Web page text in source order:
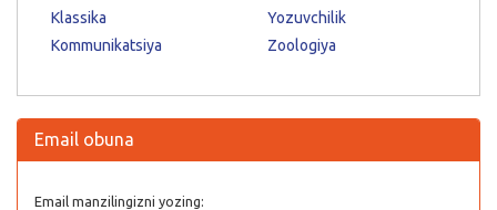
Klassika
Kommunikatsiya
Yozuvchilik
Zoologiya
Email obuna
Email manzilingizni yozing: